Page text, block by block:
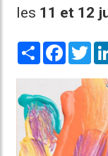
les 11 et 12
Share